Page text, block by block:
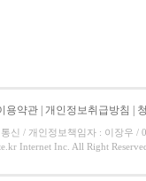
용약관 개인정보취급방침
신 / 개인정보책임자 : 이장우 /
Internet Inc. All Right